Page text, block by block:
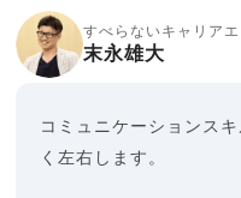
すべらないキャリア
末永雄大
コミュニケーションス
く左右します。